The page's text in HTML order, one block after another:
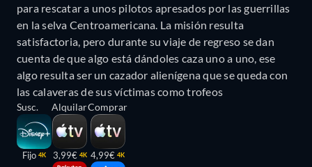
para rescatar a unos pilotos apresados por las guerrillas
en la selva Centroamericana. La misión resulta
satisfactoria, pero durante su viaje de regreso se dan
cuenta de que algo está dándoles caza uno a uno, ese
algo resulta ser un cazador alienígena que se queda con
las calaveras de sus víctimas como trofeos
Susc.
Fijo 4K
Alquilar
3,99€ 4K
Comprar
4,99€ 4K